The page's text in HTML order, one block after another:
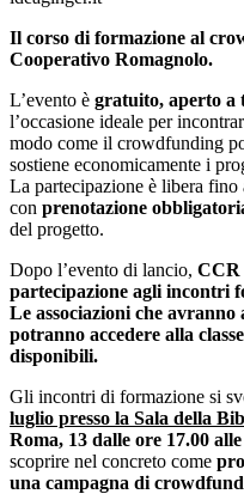
Il corso di formazione al
Cooperativo Romagnolo.
L’evento è gratuito, aperto a
l’occasione ideale per
modo come il crowdfunding
sostiene economicamente i
La partecipazione è libera
con prenotazione
del progetto.
Dopo l’evento di lancio, CCR
partecipazione agli incontri
Le associazioni che
potranno accedere alla
disponibili.
Gli incontri di formazione si
luglio presso la Sala della
Roma, 13 dalle ore 17.00
scoprire nel concreto come
una campagna di